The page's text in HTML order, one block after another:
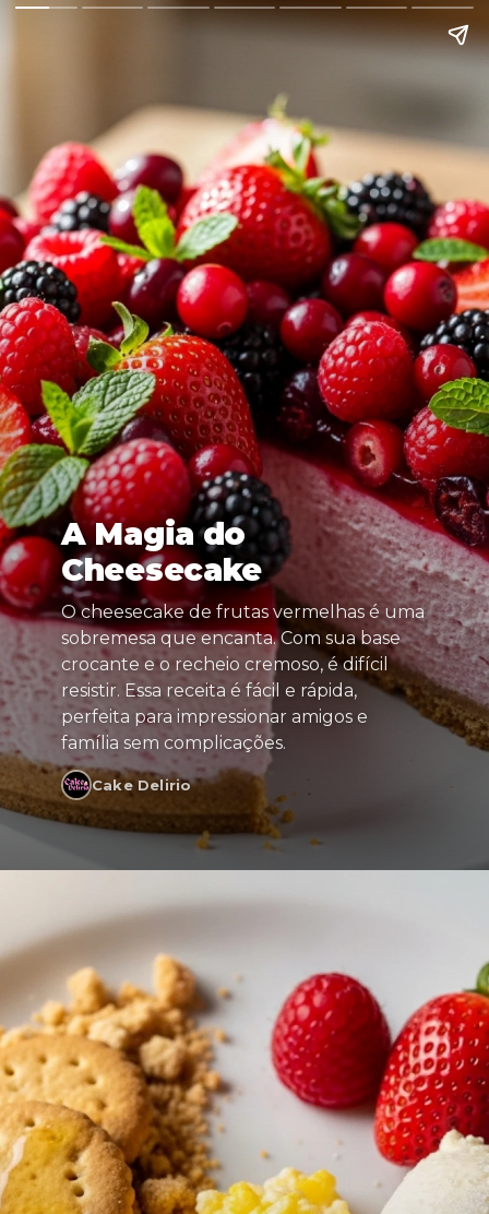
A Magia do
Cheesecake
O cheesecake de frutas vermelhas é uma
sobremesa que encanta. Com sua base
crocante e o recheio cremoso, é difícil
resistir. Essa receita é fácil e rápida,
perfeita para impressionar amigos e
família sem complicações.
Cake Delirio